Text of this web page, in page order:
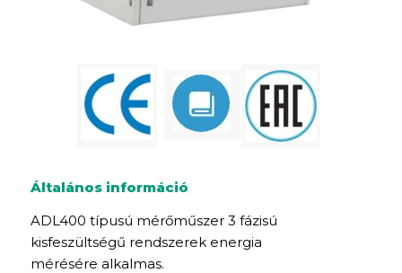
Általános információ
ADL400 típusú mérőműszer 3 fázisú
kisfeszültségű rendszerek energia
mérésére alkalmas.